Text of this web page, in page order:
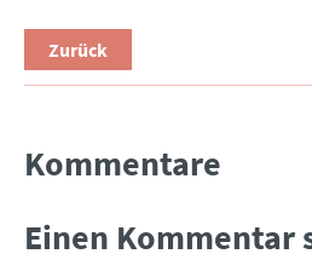
Zurück
Kommentare
Einen Kommentar